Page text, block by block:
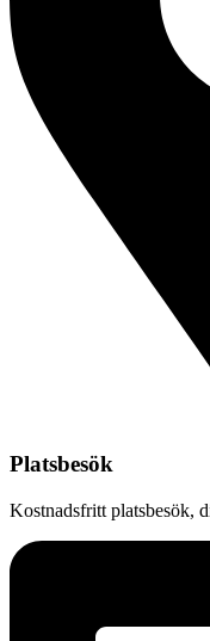
Platsbesök
Kostnadsfritt platsbesök,